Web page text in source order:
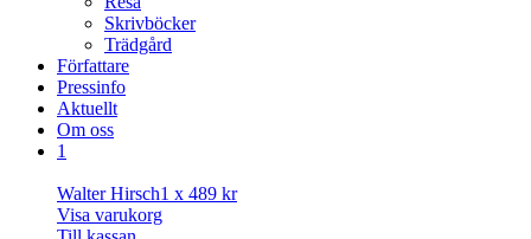
Skrivböcker
Trädgård
Författare
Pressinfo
Aktuellt
Om oss
1
Walter Hirsch1 x 489 kr
Visa varukorg